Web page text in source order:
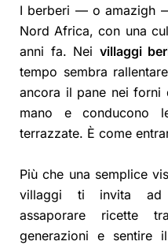
I berberi — o amazigh
Nord Africa, con una
anni fa. Nei villaggi
tempo sembra
ancora il pane nei forni
mano e conducono
terrazzate. È come
Più che una semplice
villaggi ti invita ad
assaporare ricette
generazioni e